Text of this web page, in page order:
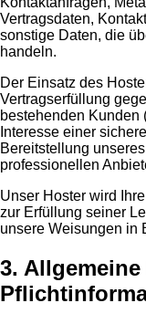
Vertragsdaten,
sonstige Daten, die
handeln.
Der Einsatz des
Vertragserfüllung
bestehenden Kunden
Interesse einer
Bereitstellung
professionellen
Unser Hoster wird
zur Erfüllung seiner
unsere Weisungen in
3.